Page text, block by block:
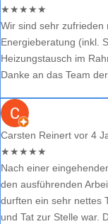
★★★★★
Wir sind sehr zufrieden
Energieberatung (inkl.
Heizungstausch im
Danke an das Team
Carsten Reinert vor 4
★★★★★
Nach einer
den ausführenden
durften ein sehr nettes
und Tat zur Stelle war.